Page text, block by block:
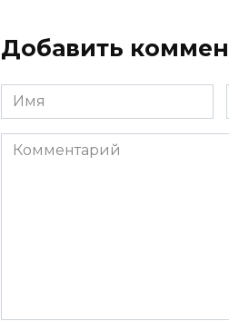
Добавить
Имя
*
Комментарий